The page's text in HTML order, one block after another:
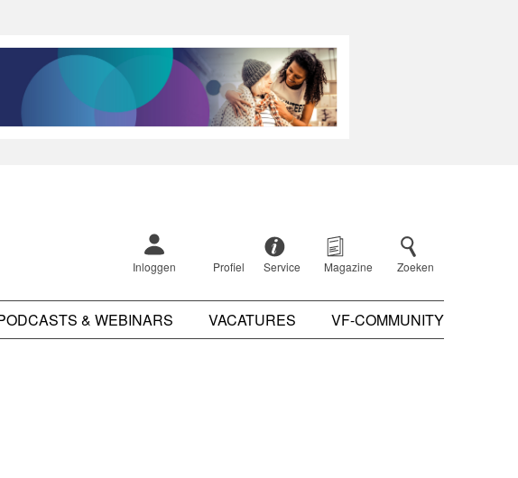
Inloggen Profiel Service Magazine Zoeken
& WEBINARS VACATURES VF-COMMUNITY